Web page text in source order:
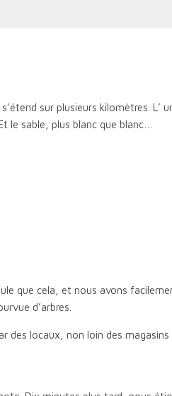
sur plusieurs kilomètres. L’
le sable, plus blanc que blanc…
que cela, et nous avons
d’arbres.
des locaux, non loin des